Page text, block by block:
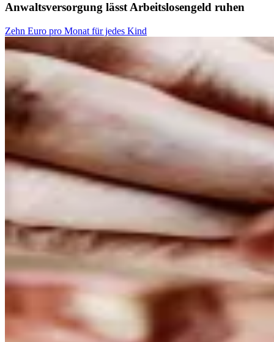
Anwaltsversorgung lässt Arbeitslosengeld ruhen
Zehn Euro pro Monat für jedes Kind